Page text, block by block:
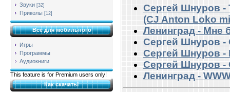
Звуки [32]
Приколы [12]
Всё для мобильного
Игры
Программы
Аудиокниги
This feature is for Premium users only!
Как скачать!
Сергей Шнуров -
(CJ Anton Loko
Ленинград - Мне
Сергей Шнуров -
Сергей Шнуров
Сергей Шнуров -
Ленинград -